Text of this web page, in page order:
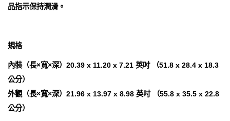
品指示保持潤滑。
規格
內裝（長×寬×深）20.39 x 11.20 x 7.21 英吋 （51.8 x 28.4 x 18.3
公分）
外觀（長×寬×深）21.96 x 13.97 x 8.98 英吋 （55.8 x 35.5 x 22.8
公分）